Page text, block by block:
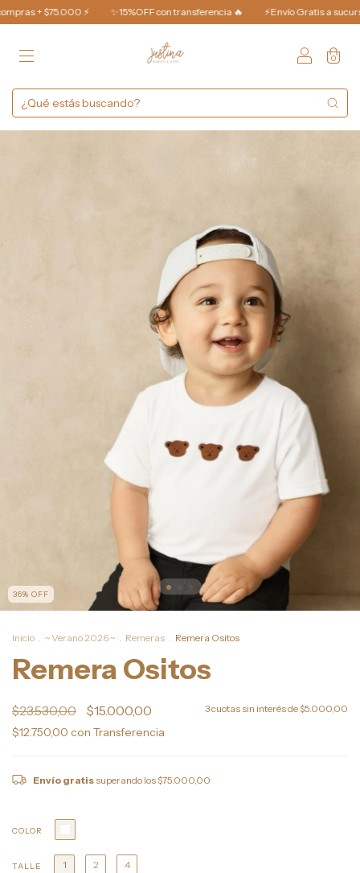
+ $75.000 ⚡️ ✨15%OFF con transferencia 🔥 ⚡️Envío Gratis a sucursal
0
36% OFF
Inicio . ~ Verano 2026 ~ . Remeras . Remera Ositos
Remera Ositos
$23.530,00 $15.000,00 3cuotas sin interés de$5.000,00
$12.750,00 con Transferencia
Envío gratis superando los$75.000,00
COLOR
TALLE 1 2 4